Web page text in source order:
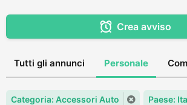
Crea avviso
Tutti gli annunci Personale
Categoria: Accessori Auto Paese: